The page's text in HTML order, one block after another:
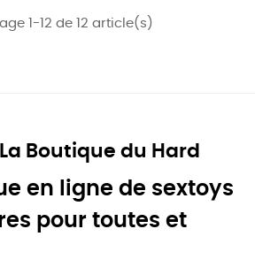
1-12 de 12 article(s)
Boutique du Hard
en ligne de sextoys
pour toutes et